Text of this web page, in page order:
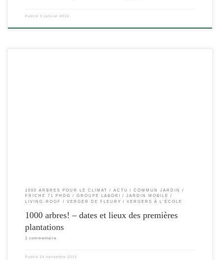
Publié 3 janvier 2016
1000 ARBRES POUR LE CLIMAT ACTU
COMMUN JARDIN
FRICHE 71 PHDG
GROUPE LABORI
JARDIN MOBILE
LIVING-ROOF
VERGER DE FLEURY VERGERS À L'ÉCOLE
1000 arbres! – dates et lieux des premières
plantations
1 commentaire
Publié 24 novembre 2015